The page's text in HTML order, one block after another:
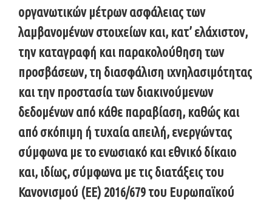
οργανωτικών μέτρων ασφάλειας των
λαμβανομένων στοιχείων και, κατ’ ελάχιστον,
την καταγραφή και παρακολούθηση των
προσβάσεων, τη διασφάλιση ιχνηλασιμότητας
και την προστασία των διακινούμενων
δεδομένων από κάθε παραβίαση, καθώς και
από σκόπιμη ή τυχαία απειλή, ενεργώντας
σύμφωνα με το ενωσιακό και εθνικό δίκαιο
και, ιδίως, σύμφωνα με τις διατάξεις του
Κανονισμού (ΕΕ) 2016/679 του Ευρωπαϊκού